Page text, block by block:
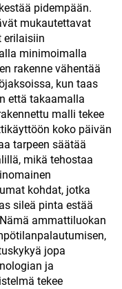
pidempään.
mukautettavat
erilaisiin
minimoimalla
rakenne vähentää
kun taas
että takaamalla
malli tekee
koko päivän
tarpeen säätää
mikä tehostaa
kohdat, jotka
sileä pinta estää
ammattiluokan
jopa
ja
tekee